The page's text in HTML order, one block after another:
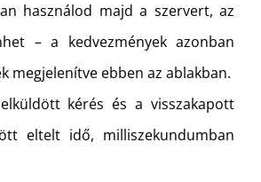
használod majd a szervert, az
– a kedvezmények azonban
megjelenítve ebben az ablakban.
kérés és a visszakapott
eltelt idő, milliszekundumban